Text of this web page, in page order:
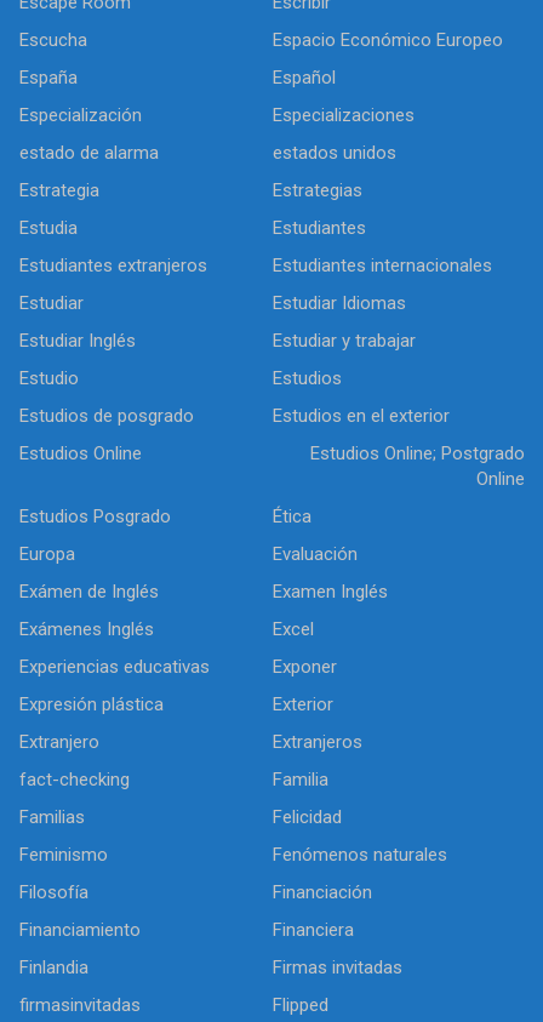
Escucha
Espacio Económico Europeo
España
Español
Especialización
Especializaciones
estado de alarma
estados unidos
Estrategia
Estrategias
Estudia
Estudiantes
Estudiantes extranjeros
Estudiantes internacionales
Estudiar
Estudiar Idiomas
Estudiar Inglés
Estudiar y trabajar
Estudio
Estudios
Estudios de posgrado
Estudios en el exterior
Estudios Online
Estudios Online; Postgrado
Online
Estudios Posgrado
Ética
Europa
Evaluación
Exámen de Inglés
Examen Inglés
Exámenes Inglés
Excel
Experiencias educativas
Exponer
Expresión plástica
Exterior
Extranjero
Extranjeros
fact-checking
Familia
Familias
Felicidad
Feminismo
Fenómenos naturales
Filosofía
Financiación
Financiamiento
Financiera
Finlandia
Firmas invitadas
firmasinvitadas
Flipped